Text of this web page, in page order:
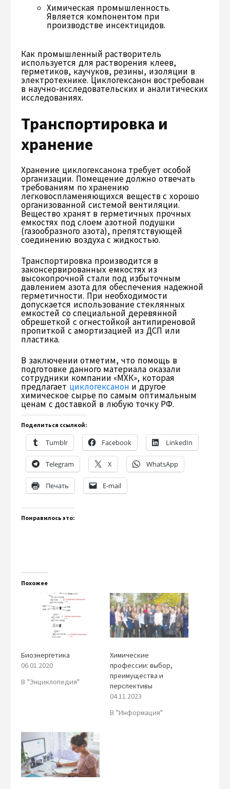
Химическая промышленность.
Является компонентом при
производстве инсектицидов.
Как промышленный растворитель
используется для растворения клеев,
герметиков, каучуков, резины, изоляции в
электротехнике. Циклогексанон востребован
в научно-исследовательских и аналитических
исследованиях.
Транспортировка и
хранение
Хранение циклогексанона требует особой
организации. Помещение должно отвечать
требованиям по хранению
легковоспламеняющихся веществ с хорошо
организованной системой вентиляции.
Вещество хранят в герметичных прочных
емкостях под слоем азотной подушки
(газообразного азота), препятствующей
соединению воздуха с жидкостью.
Транспортировка производится в
законсервированных емкостях из
высокопрочной стали под избыточным
давлением азота для обеспечения надежной
герметичности. При необходимости
допускается использование стеклянных
емкостей со специальной деревянной
обрешеткой с огнестойкой антипиреновой
пропиткой с амортизацией из ДСП или
пластика.
В заключении отметим, что помощь в
подготовке данного материала оказали
сотрудники компании «МХК», которая
предлагает циклогексанон и другое
химическое сырье по самым оптимальным
ценам с доставкой в любую точку РФ.
Поделиться ссылкой:
Tumblr Facebook LinkedIn
Telegram X WhatsApp
Печать E-mail
Понравилось это:
Похожее
Биоэнергетика
06.01.2020
В "Энциклопедия"
Химические
профессии: выбор,
преимущества и
перспективы
04.11.2023
В "Информация"